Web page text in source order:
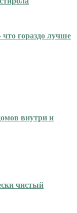
гораздо лучше
внутри и
чистый